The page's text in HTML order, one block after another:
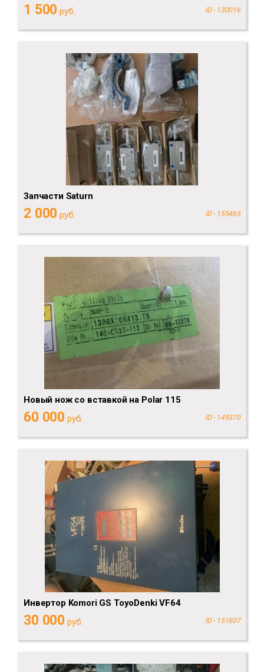
1 500 руб. ID - 130016
Запчасти Saturn
2 000 руб. ID - 155465
Новый нож со вставкой на Polar 115
60 000 руб. ID - 149370
Инвертор Komori GS ToyoDenki VF64
30 000 руб. ID - 151807